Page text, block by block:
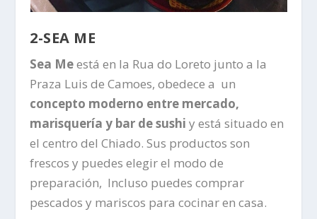
2-SEA ME
Sea Meestá en la Rua do Loreto junto a la
Praza Luis de Camoes, obedece a un
concepto moderno entre mercado,
marisquería y bar de sushi y está situado en
el centro del Chiado. Sus productos son
frescos y puedes elegir el modo de
preparación, Incluso puedes comprar
pescados y mariscos para cocinar en casa.